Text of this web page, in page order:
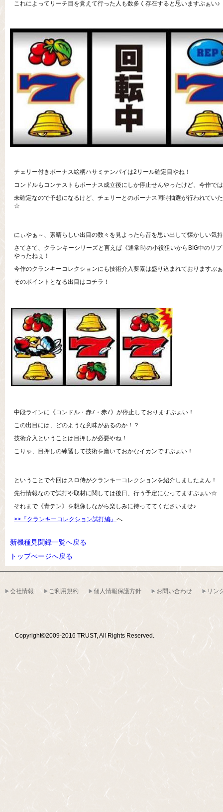
これによってリーチ目を覚えて行った人も数多く存在すると思いますぶぁい♪
チェリー付きボーナス絵柄ハサミテンパイは2リール確定目やね！
コンドルもコンテストもボーナス成立後にしか停止せんやったけど、今作で
未確定なので予想になるけど、チェリーとのボーナス同時抽選が行われてい
☆
にぃやぁ～、素晴らしい出目の数々を見よったら昔を思い出して懐かしい気
さてさて、クランキーシリーズと言えば《通常時の小役狙いからBIG中のリ
やったねぇ！
今作のクランキーコレクションにも技術介入要素は盛り込まれておりますぶ
そのポイントとなる出目はコチラ！
中段ラインに《コンドル・赤7・赤7》が停止しておりますぶぁい！
この出目には、どのような意味があるのか！？
技術介入ということは目押しが必要やね！
こりゃ、目押しの練習して技術を磨いておかなイカンですぶぁい！
ということで今回はスロ侍がクランキーコレクションを紹介しましたよん！
先行情報なので試打や取材に関しては後日、行う予定になってますぶぁい☆
それまで《青テン》を想像しながら楽しみに待っててくださいませ♪
>>『クランキーコレクション試打編』 へ
新機種見聞録一覧へ戻る
トップぺージへ戻る
会社情報 ご利用規約 個人情報保護方針 お問い合わせ リン
Copyright©2009-2016 TRUST, All Rights Reserved.